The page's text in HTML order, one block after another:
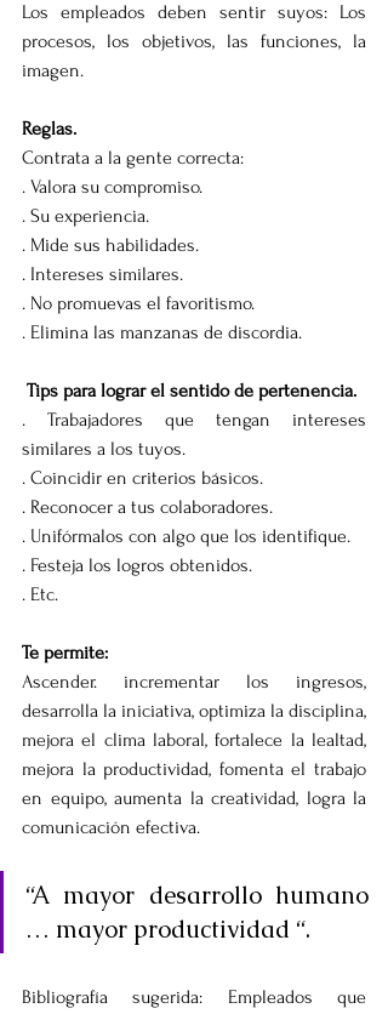
Los empleados deben sentir suyos: Los
procesos, los objetivos, las funciones, la
imagen.
Reglas.
Contrata a la gente correcta:
. Valora su compromiso.
. Su experiencia.
. Mide sus habilidades.
. Intereses similares.
. No promuevas el favoritismo.
. Elimina las manzanas de discordia.
Tips para lograr el sentido de pertenencia.
. Trabajadores que tengan intereses
similares a los tuyos.
. Coincidir en criterios básicos.
. Reconocer a tus colaboradores.
. Unifórmalos con algo que los identifique.
. Festeja los logros obtenidos.
. Etc.
Te permite:
Ascender. incrementar los ingresos,
desarrolla la iniciativa, optimiza la disciplina,
mejora el clima laboral, fortalece la lealtad,
mejora la productividad, fomenta el trabajo
en equipo, aumenta la creatividad, logra la
comunicación efectiva.
“A mayor desarrollo humano
… mayor productividad “.
Bibliografía sugerida: Empleados que